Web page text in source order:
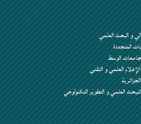
و البحث العلمي
المتجددة
الوسط
العلمي و التقني
العلمي و التطوير التكنولوجي